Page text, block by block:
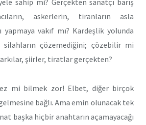
sahip mi? Gerçekten sanatçı barış
askerlerin, tiranların asla
yapmaya vakıf mı? Kardeşlik yolunda
silahların çözemediğini; çözebilir mi
şiirler, tiratlar gerçekten?
mi bilmek zor! Elbet, diğer birçok
bağlı. Ama emin olunacak tek
başka hiçbir anahtarın açamayacağı